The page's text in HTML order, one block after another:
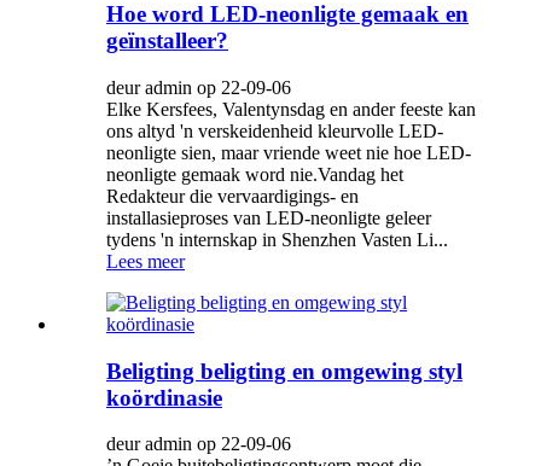
Hoe word LED-neonligte gemaak en
geïnstalleer?
deur admin op 22-09-06
Elke Kersfees, Valentynsdag en ander feeste kan
ons altyd 'n verskeidenheid kleurvolle LED-
neonligte sien, maar vriende weet nie hoe LED-
neonligte gemaak word nie.Vandag het
Redakteur die vervaardigings- en
installasieproses van LED-neonligte geleer
tydens 'n internskap in Shenzhen Vasten Li...
Lees meer
Beligting beligting en omgewing styl
koördinasie
deur admin op 22-09-06